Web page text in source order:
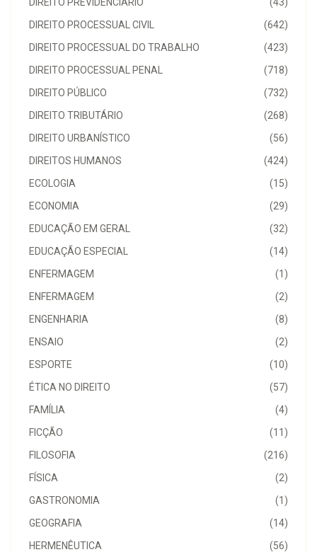
(43)
DIREITO PREVIDENCIÁRIO
(642)
DIREITO PROCESSUAL CIVIL
(423)
DIREITO PROCESSUAL DO TRABALHO
(718)
DIREITO PROCESSUAL PENAL
(732)
DIREITO PÚBLICO
(268)
DIREITO TRIBUTÁRIO
(56)
DIREITO URBANÍSTICO
(424)
DIREITOS HUMANOS
(15)
ECOLOGIA
(29)
ECONOMIA
(32)
EDUCAÇÃO EM GERAL
(14)
EDUCAÇÃO ESPECIAL
(1)
ENFERMAGEM
(2)
ENFERMAGEM
(8)
ENGENHARIA
(2)
ENSAIO
(10)
ESPORTE
(57)
ÉTICA NO DIREITO
(4)
FAMÍLIA
(11)
FICÇÃO
(216)
FILOSOFIA
(2)
FÍSICA
(1)
GASTRONOMIA
(14)
GEOGRAFIA
(56)
HERMENÊUTICA